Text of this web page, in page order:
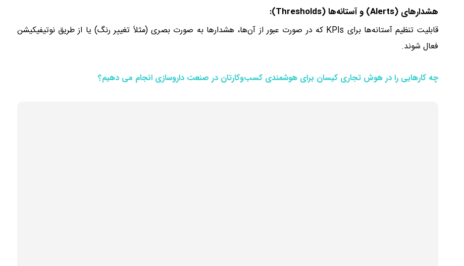
هشدارهای (Alerts) و آستانه‌ها (Thresholds):
قابلیت تنظیم آستانه‌ها برای KPIs که در صورت عبور از آن‌ها، هشدارها به صورت بصری (مثلاً تغییر رنگ) یا از طریق نوتیفیکیشن
فعال شوند.
چه کارهایی را در هوش تجاری کیسان برای هوشمندی کسب‌­وکارتان در صنعت داروسازی انجام می دهیم؟